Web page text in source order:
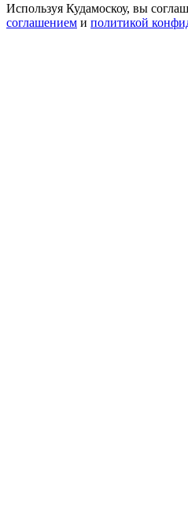
Используя Кудамоскоу, вы
соглашением и политикой